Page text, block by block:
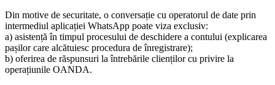
Din motive de securitate, o conversație cu operatorul de date prin
intermediul aplicației WhatsApp poate viza exclusiv:
a) asistență în timpul procesului de deschidere a contului (explicarea
pașilor care alcătuiesc procedura de înregistrare);
b) oferirea de răspunsuri la întrebările clienților cu privire la
operațiunile OANDA.